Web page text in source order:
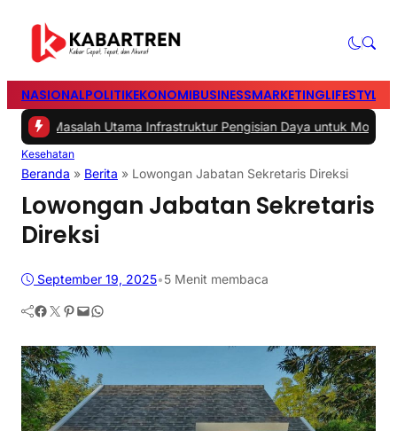
NASIONALPOLITIKEKONOMIBUSINESSMARKETINGLIFESTYLE
Utama Infrastruktur Pengisian Daya untuk Mobil Listrik
Kesehatan
Beranda » Berita » Lowongan Jabatan Sekretaris Direksi
Lowongan Jabatan Sekretaris
Direksi
September 19, 2025•5 Menit membaca
Facebook Twitter Pinterest Mail WhatsApp